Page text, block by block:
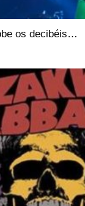
os decibéis…